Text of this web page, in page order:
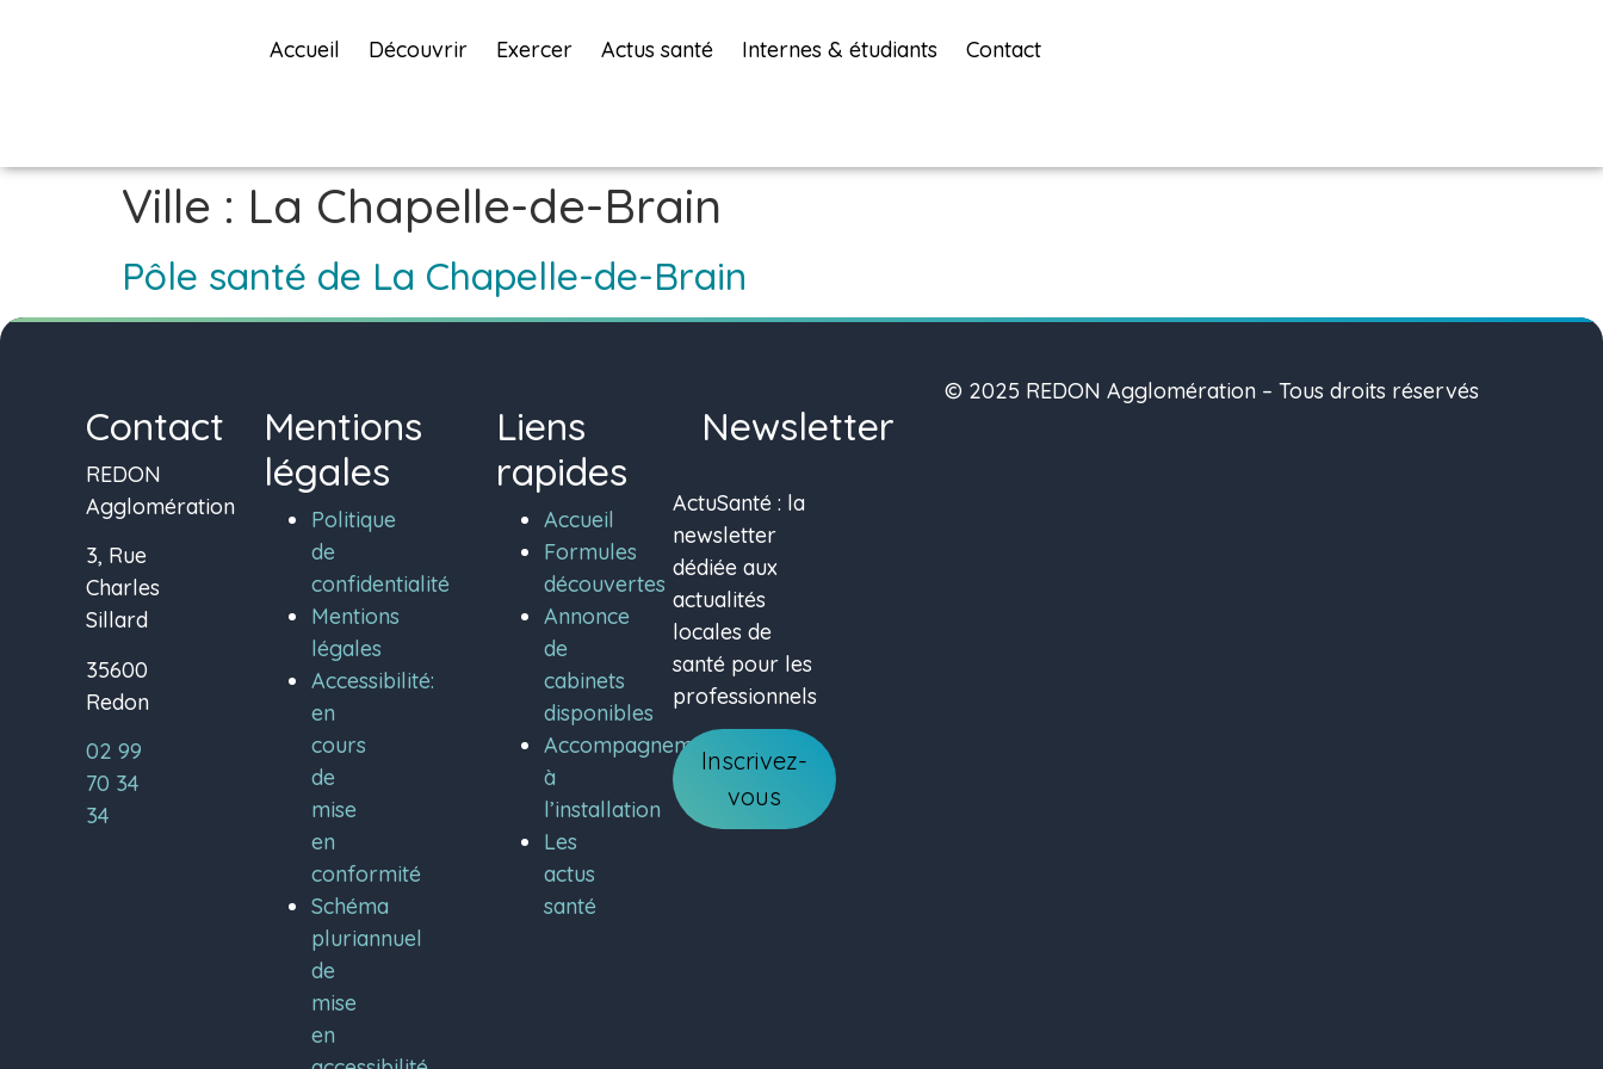
Accueil Découvrir Exercer Actus santé Internes & étudiants Contact
Ville : La Chapelle-de-Brain
Pôle santé de La Chapelle-de-Brain
Contact
REDON
Agglomération
3, Rue
Charles
Sillard
35600
Redon
02 99
70 34
34
Mentions
légales
Politique
de
confidentialité
Mentions
légales
Accessibilité:
en
cours
de
mise
en
conformité
Schéma
pluriannuel
de
mise
en
Liens
rapides
Accueil
Formules
découvertes
Annonce
de
cabinets
disponibles
Accompagnement
à
l’installation
Les
actus
santé
Newsletter
ActuSanté : la
newsletter
dédiée aux
actualités
locales de
santé pour les
professionnels
Inscrivez-
vous
© 2025 REDON Agglomération – Tous droits réservés